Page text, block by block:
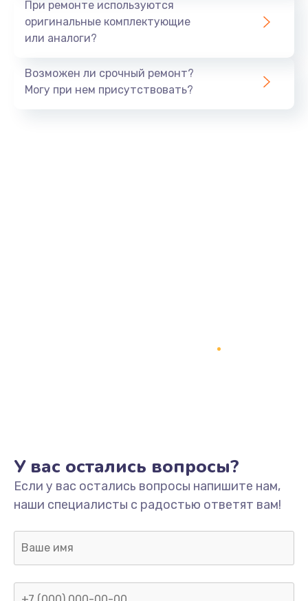
При ремонте используются
оригинальные комплектующие
или аналоги?
Возможен ли срочный ремонт?
Могу при нем присутствовать?
У вас остались вопросы?
Если у вас остались вопросы напишите нам,
наши специалисты с радостью ответят вам!